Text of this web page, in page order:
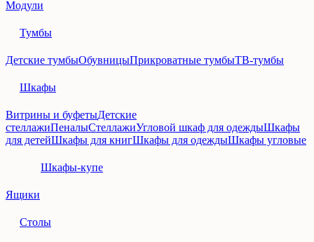
Модули
Тумбы
Детские тумбыОбувницыПрикроватные тумбыТВ-тумбы
Шкафы
Витрины и буфетыДетские
стеллажиПеналыСтеллажиУгловой шкаф для одеждыШкафы
для детейШкафы для книгШкафы для одеждыШкафы угловые
Шкафы-купе
Ящики
Столы